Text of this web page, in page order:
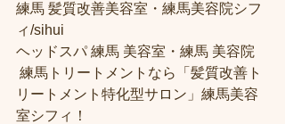
練馬 髪質改善美容室・練馬美容院シフ
ィ/sihui
ヘッドスパ 練馬 美容室・練馬 美容院
練馬トリートメントなら「髪質改善ト
リートメント特化型サロン」練馬美容
室シフィ！